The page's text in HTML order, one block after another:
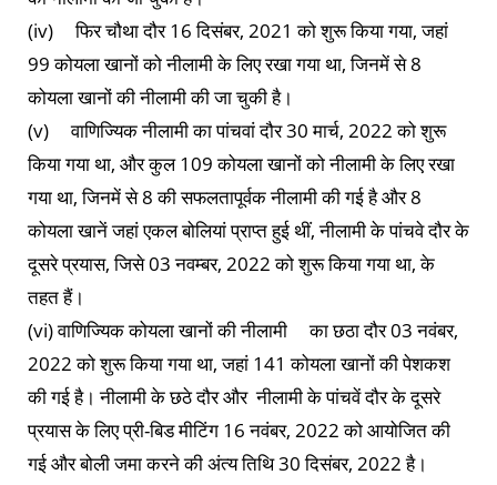
(iv) फिर चौथा दौर 16 दिसंबर, 2021 को शुरू किया गया, जहां
99 कोयला खानों को नीलामी के लिए रखा गया था, जिनमें से 8
कोयला खानों की नीलामी की जा चुकी है।
(v) वाणिज्यिक नीलामी का पांचवां दौर 30 मार्च, 2022 को शुरू
किया गया था, और कुल 109 कोयला खानों को नीलामी के लिए रखा
गया था, जिनमें से 8 की सफलतापूर्वक नीलामी की गई है और 8
कोयला खानें जहां एकल बोलियां प्राप्त हुई थीं, नीलामी के पांचवे दौर के
दूसरे प्रयास, जिसे 03 नवम्बर, 2022 को शुरू किया गया था, के
तहत हैं।
(vi) वाणिज्यिक कोयला खानों की नीलामी का छठा दौर 03 नवंबर,
2022 को शुरू किया गया था, जहां 141 कोयला खानों की पेशकश
की गई है। नीलामी के छठे दौर और नीलामी के पांचवें दौर के दूसरे
प्रयास के लिए प्री-बिड मीटिंग 16 नवंबर, 2022 को आयोजित की
गई और बोली जमा करने की अंत्य तिथि 30 दिसंबर, 2022 है।